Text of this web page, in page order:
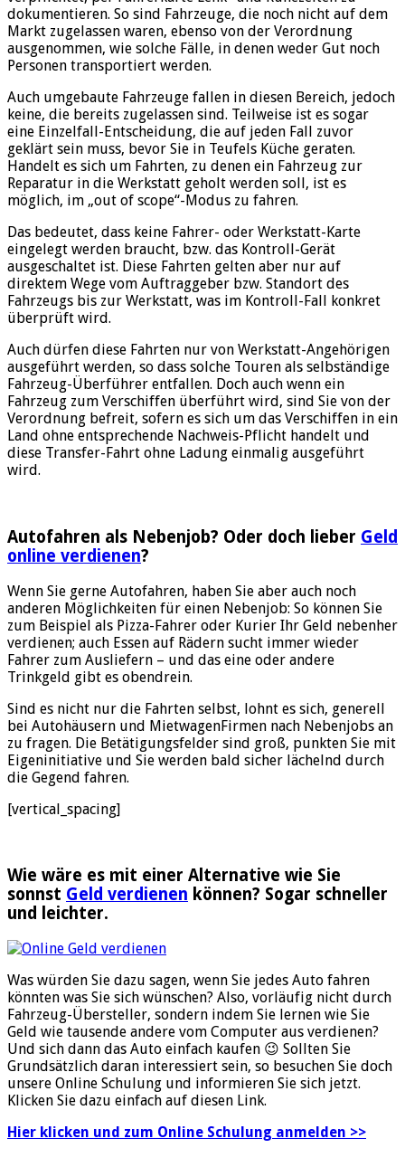
dokumentieren. So sind Fahrzeuge, die noch nicht auf dem
Markt zugelassen waren, ebenso von der Verordnung
ausgenommen, wie solche Fälle, in denen weder Gut noch
Personen transportiert werden.
Auch umgebaute Fahrzeuge fallen in diesen Bereich, jedoch
keine, die bereits zugelassen sind. Teilweise ist es sogar
eine Einzelfall-Entscheidung, die auf jeden Fall zuvor
geklärt sein muss, bevor Sie in Teufels Küche geraten.
Handelt es sich um Fahrten, zu denen ein Fahrzeug zur
Reparatur in die Werkstatt geholt werden soll, ist es
möglich, im „out of scope“-Modus zu fahren.
Das bedeutet, dass keine Fahrer- oder Werkstatt-Karte
eingelegt werden braucht, bzw. das Kontroll-Gerät
ausgeschaltet ist. Diese Fahrten gelten aber nur auf
direktem Wege vom Auftraggeber bzw. Standort des
Fahrzeugs bis zur Werkstatt, was im Kontroll-Fall konkret
überprüft wird.
Auch dürfen diese Fahrten nur von Werkstatt-Angehörigen
ausgeführt werden, so dass solche Touren als selbständige
Fahrzeug-Überführer entfallen. Doch auch wenn ein
Fahrzeug zum Verschiffen überführt wird, sind Sie von der
Verordnung befreit, sofern es sich um das Verschiffen in ein
Land ohne entsprechende Nachweis-Pflicht handelt und
diese Transfer-Fahrt ohne Ladung einmalig ausgeführt
wird.
Autofahren als Nebenjob? Oder doch lieber Geld
online verdienen?
Wenn Sie gerne Autofahren, haben Sie aber auch noch
anderen Möglichkeiten für einen Nebenjob: So können Sie
zum Beispiel als Pizza-Fahrer oder Kurier Ihr Geld nebenher
verdienen; auch Essen auf Rädern sucht immer wieder
Fahrer zum Ausliefern – und das eine oder andere
Trinkgeld gibt es obendrein.
Sind es nicht nur die Fahrten selbst, lohnt es sich, generell
bei Autohäusern und MietwagenFirmen nach Nebenjobs an
zu fragen. Die Betätigungsfelder sind groß, punkten Sie mit
Eigeninitiative und Sie werden bald sicher lächelnd durch
die Gegend fahren.
[vertical_spacing]
Wie wäre es mit einer Alternative wie Sie
sonnst Geld verdienen können? Sogar schneller
und leichter.
Was würden Sie dazu sagen, wenn Sie jedes Auto fahren
könnten was Sie sich wünschen? Also, vorläufig nicht durch
Fahrzeug-Übersteller, sondern indem Sie lernen wie Sie
Geld wie tausende andere vom Computer aus verdienen?
Und sich dann das Auto einfach kaufen 😉 Sollten Sie
Grundsätzlich daran interessiert sein, so besuchen Sie doch
unsere Online Schulung und informieren Sie sich jetzt.
Klicken Sie dazu einfach auf diesen Link.
Hier klicken und zum Online Schulung anmelden >>